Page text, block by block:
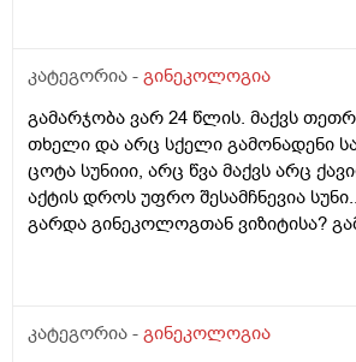
ჰორმონჩანაცვლებითი თერაპია
დაავადებებსა და ალცჰაიმერის
სიმსივნურ პროცესებს უწყობს ხელს
საკვერცხეები და უპირველესად,
შეიძლება, მითხრათ_დიდი მადლობა
გულისხმიერებისთვის!
კატეგორია - გინეკოლოგია
გამარჯობა ვარ 24 წლის. მაქვს
თხელი და არც სქელი გამონადენი
ცოტა სუნიიი, არც წვა მაქვს არც
აქტის დროს უფრო შესამჩნევია
გარდა გინეკოლოგთან ვიზიტისა?
მაინტერესებს პირიდან ამომდის
იყოს?
კატეგორია - გინეკოლოგია